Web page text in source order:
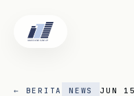
← BERITA NEWS JUN